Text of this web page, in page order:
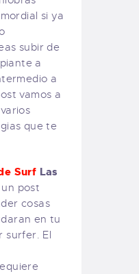
si ya
subir de
a
a
vamos a
que te
Surf Las
post
cosas
en tu
surfer. El